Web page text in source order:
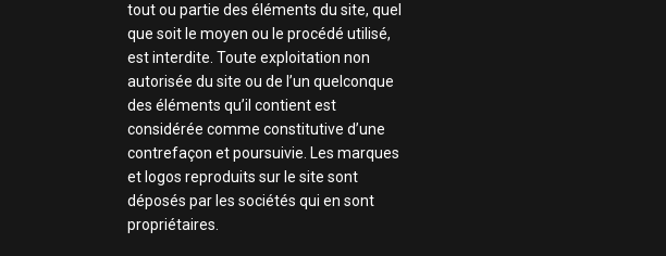
tout ou partie des éléments du site, quel
que soit le moyen ou le procédé utilisé,
est interdite. Toute exploitation non
autorisée du site ou de l’un quelconque
des éléments qu’il contient est
considérée comme constitutive d’une
contrefaçon et poursuivie. Les marques
et logos reproduits sur le site sont
déposés par les sociétés qui en sont
propriétaires.